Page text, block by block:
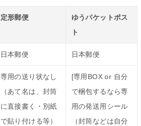
定形郵便
ゆうパケットポス
ト
日本郵便 日本郵便
専用の送り状なし
（あて名は、封筒
に直接書く・別紙
で貼り付ける等）
[専用BOX or 自分
で梱包するなら専
用の発送用シール
（封筒などは自分